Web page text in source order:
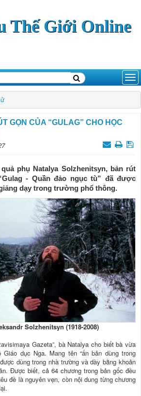
Thế Giới Online
GỌN CỦA “GULAG” CHO HỌC
phụ Natalya Solzhenitsyn, bản rút
- Quần đảo ngục tù” đã được
dạy trong trường phổ thông.
Solzhenitsyn (1918-2008)
Gazeta”, bà Natalya cho biết bà vừa
dục Nga. Mang tên “ấn bản dùng trong
dùng trong nhà trường và dày bằng khoản
Được biết, cả 64 chương trong bản gốc đều
đề là nguyên vẹn, còn nội dung từng chương